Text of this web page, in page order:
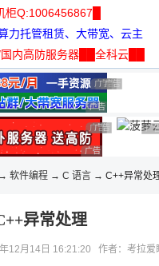
柜Q:1006456867█
力托管租赁、大带宽、云主
内高防服务器██全科云██
广告 商业广告，理
广告 商业广告，
广告 商业广告
广告 商业广告
广告 商业广告，理
广告 商业广告，
广告 商业广告，
广
→ 软件编程 → C 语言 → C++异常处
异常处理
12月14日 16:21:20 作者：考拉爱